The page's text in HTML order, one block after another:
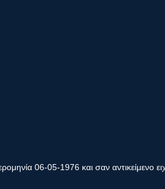
06-05-1976 και σαν αντικείμενο